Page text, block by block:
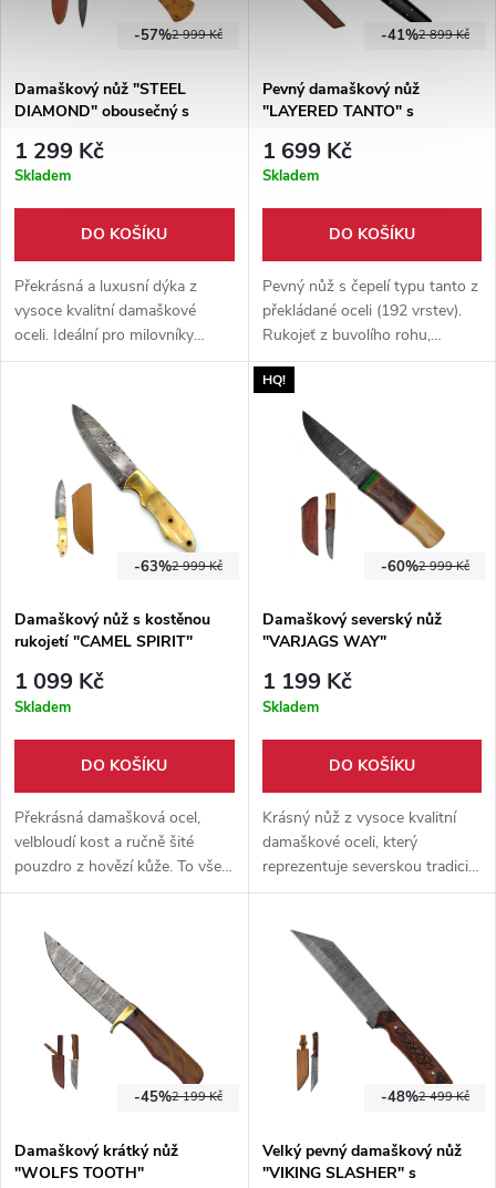
2 999 Kč
-57%
Damaškový nůž "STEEL
DIAMOND" obousečný s
1 299 Kč
Skladem
DO KOŠÍKU
Překrásná a luxusní dýka z
vysoce kvalitní damaškové
oceli. Ideální pro milovníky
chladných zbraní. Dodáváno
pouzdrem z hovězí kůže.
2 899 Kč
-41%
Pevný damaškový nůž
"LAYERED TANTO" s
1 699 Kč
Skladem
DO KOŠÍKU
Pevný nůž s čepelí typu tanto z
překládané oceli (192 vrstev).
Rukojeť z buvolího rohu,
dodáváno s ručně šitým
koženým pouzdrem.
2 999 Kč
-63%
Damaškový nůž s kostěnou
rukojetí "CAMEL SPIRIT"
1 099 Kč
Skladem
DO KOŠÍKU
Překrásná damašková ocel,
velbloudí kost a ručně šité
pouzdro z hovězí kůže. To vše
přináší náš velmi oblíbený nůž,
chladných zbraní.
HQ!
2 999 Kč
-60%
Damaškový severský nůž
"VARJAGS WAY"
1 199 Kč
Skladem
DO KOŠÍKU
Krásný nůž z vysoce kvalitní
damaškové oceli, který
reprezentuje severskou tradici
tohoto nože. Nůž je primárně
dokáže ale mnohem více.
Dodáván s ručně šitým
pouzdrem z hovězí kůže.
2 199 Kč
-45%
Damaškový krátký nůž
"WOLFS TOOTH"
2 499 Kč
-48%
Velký pevný damaškový nůž
"VIKING SLASHER" s